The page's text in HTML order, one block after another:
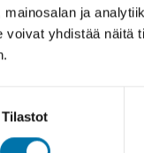
ja
yhdistää näitä
Tilastot